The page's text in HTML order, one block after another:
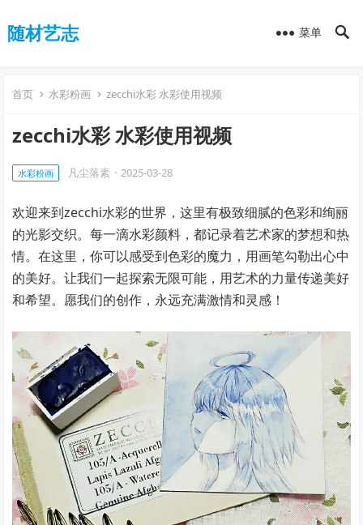
随材艺志 菜单
首页 水彩粉画 zecchi水彩 水彩使用视频
zecchi水彩 水彩使用视频
水彩粉画 凡尘落素 · 2025-03-28
欢迎来到zecchi水彩的世界，这里有极致细腻的色彩和绚丽
的光影交织。每一滴水彩颜料，都记录着艺术家的梦想和热
情。在这里，你可以感受到色彩的魔力，用画笔勾勒出心中
的美好。让我们一起探索无限可能，用艺术的力量传递美好
和希望。愿我们的创作，永远充满激情和灵感！